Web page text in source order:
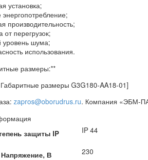
установка;
энергопотребление;
производительность;
от перегрузок;
уровень шума;
использования.
размеры:**
размеры G3G180-AA18-01]
zapros@oborudrus.ru. Компания «ЭБМ-
защиты IP
IP 44
Напряжение, В 230